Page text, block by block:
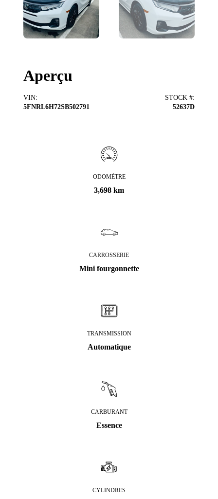
Aperçu
VIN:
5FNRL6H72SB502791
STOCK #:
52637D
ODOMÈTRE
3,698 km
CARROSSERIE
Mini fourgonnette
TRANSMISSION
Automatique
CARBURANT
Essence
CYLINDRES